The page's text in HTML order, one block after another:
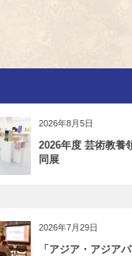
2026年8月5日
2026年度 芸術教養
同展
2026年7月29日
「アジア・アジア